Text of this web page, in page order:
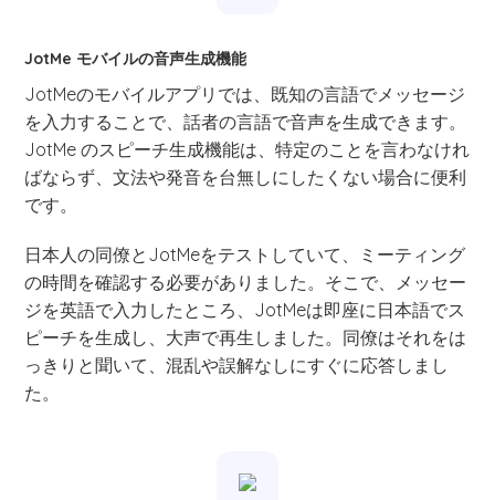
JotMe モバイルの音声生成機能
JotMeのモバイルアプリでは、既知の言語でメッセージ
を入力することで、話者の言語で音声を生成できます。
JotMe のスピーチ生成機能は、特定のことを言わなけれ
ばならず、文法や発音を台無しにしたくない場合に便利
です。
日本人の同僚とJotMeをテストしていて、ミーティング
の時間を確認する必要がありました。そこで、メッセー
ジを英語で入力したところ、JotMeは即座に日本語でス
ピーチを生成し、大声で再生しました。同僚はそれをは
っきりと聞いて、混乱や誤解なしにすぐに応答しまし
た。